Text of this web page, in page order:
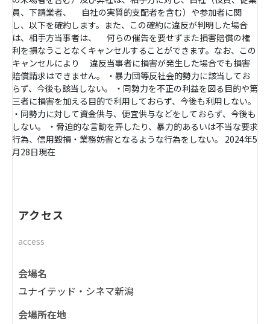
員、下請業者、 自社の実質的支配者を含む）や参加者に関
し、以下を確約します。また、この確約に違反が判明した場合
は、相手方当事者は、 何らの催告を要せずまた損害賠償の権
利を損なうことなくキャンセルすることができます。なお、この
キャンセルにより 違反当事者に損害が発生した場合でも損害
賠償請求はできません。 ・暴力団等反社会的勢力に該当してお
らず、今後も該当しない。 ・同勢力を不正の利益を図る目的や第
三者に損害を加える目的で利用しておらず、今後も利用しない。
・同勢力に対して資金供与、便宜供与などをしておらず、今後も
しない。 ・脅迫的な言動を弄したり、暴力的あるいは不当な要求
行為、信用毀損・業務妨害となるような行為をしない。 2024年5
月28日現在
アクセス
access
会場名
ユナイテッド・シネマ新潟
会場所在地